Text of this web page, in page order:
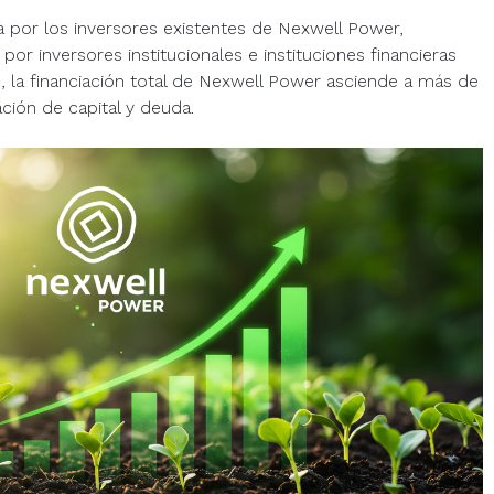
los inversores existentes de Nexwell Power,
inversores institucionales e instituciones financieras
la financiación total de Nexwell Power asciende a más de
de capital y deuda.